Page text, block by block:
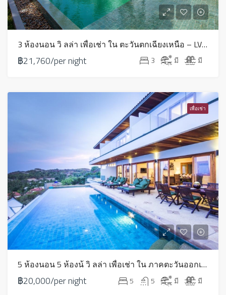
3 ห้องนอน วิ ลล่า เพื่อเช่า ใน ตะวันตกเฉียงเหนือ – LV0203
฿21,760/per night 3 มี มี
เพื่อเช่า
5 ห้องนอน 5 ห้องน้ วิ ลล่า เพื่อเช่า ใน ภาคตะวันออกเฉียงเหนือ – HV0237
฿20,000/per night 5 5 มี มี